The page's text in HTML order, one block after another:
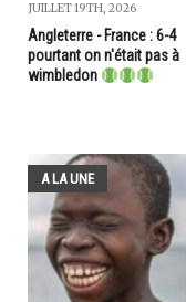
JUILLET 19TH, 2026
Angleterre - France : 6-4
pourtant on n'était pas à
wimbledon
A LA UNE